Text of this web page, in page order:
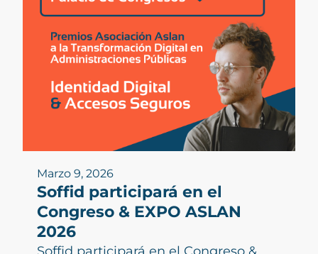
Marzo 9, 2026
Soffid participará en el
Congreso & EXPO ASLAN
2026